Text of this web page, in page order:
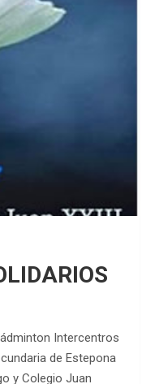
Intercentros
de Estepona
y Colegio Juan
EDM 26-
EDM 26-